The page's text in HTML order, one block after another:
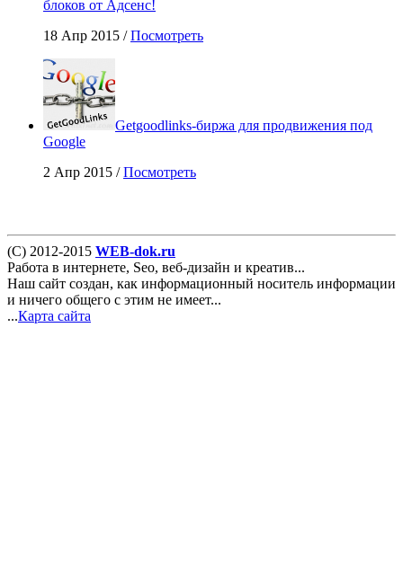
блоков от Адсенс!
18 Апр 2015 /Посмотреть
Getgoodlinks-биржа для продвижения под
Google
2 Апр 2015 /Посмотреть
(С) 2012-2015 WEB-dok.ru
Работа в интернете, Seo, веб-дизайн и креатив...
Наш сайт создан, как информационный носитель информации
и ничего общего с этим не имеет...
...Карта сайта